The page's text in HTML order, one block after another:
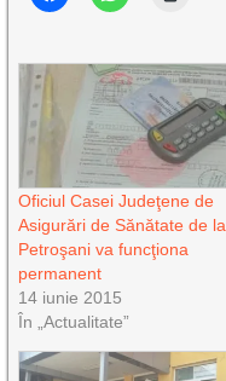
Oficiul Casei Judeţene de
Asigurări de Sănătate de la
Petroşani va funcţiona
permanent
14 iunie 2015
În „Actualitate”